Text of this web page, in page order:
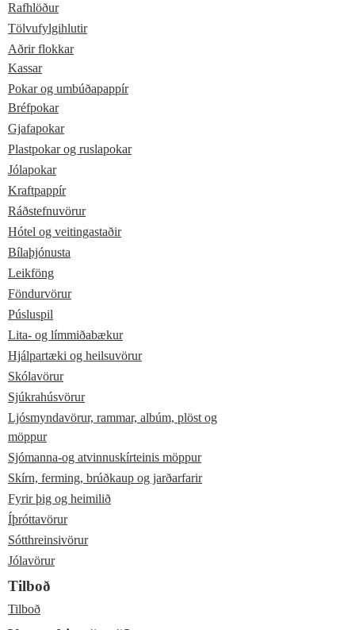
Rafhlöður
Tölvufylgihlutir
Aðrir flokkar
Kassar
Pokar og umbúðapappír
Bréfpokar
Gjafapokar
Plastpokar og ruslapokar
Jólapokar
Kraftpappír
Ráðstefnuvörur
Hótel og veitingastaðir
Bílaþjónusta
Leikföng
Föndurvörur
Púsluspil
Lita- og límmiðabækur
Hjálpartæki og heilsuvörur
Skólavörur
Sjúkrahúsvörur
Ljósmyndavörur, rammar, albúm, plöst og
möppur
Sjómanna-og atvinnuskírteinis möppur
Skírn, ferming, brúðkaup og jarðarfarir
Fyrir þig og heimilið
Íþróttavörur
Sótthreinsivörur
Jólavörur
Tilboð
Tilboð